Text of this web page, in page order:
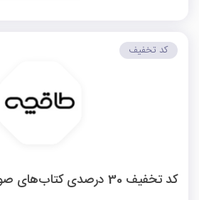
کد تخفیف 30 درصدی کتاب‌های صوتی طاقچه
کد تخفیف